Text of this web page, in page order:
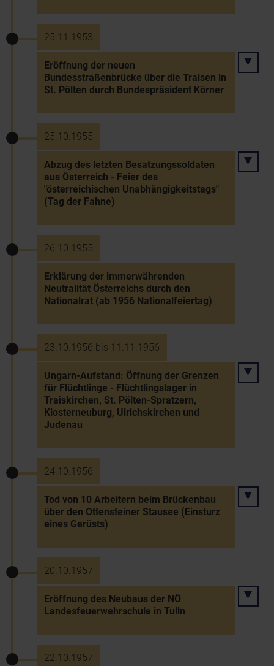
25.11.1953
Eröffnung der neuen
Bundesstraßenbrücke über die Traisen in
St. Pölten durch Bundespräsident Körner
25.10.1955
Abzug des letzten Besatzungssoldaten
aus Österreich - Feier des
"österreichischen Unabhängigkeitstags"
(Tag der Fahne)
26.10.1955
Erklärung der immerwährenden
Neutralität Österreichs durch den
Nationalrat (ab 1956 Nationalfeiertag)
23.10.1956 bis 11.11.1956
Ungarn-Aufstand: Öffnung der Grenzen
für Flüchtlinge - Flüchtlingslager in
Traiskirchen, St. Pölten-Spratzern,
Klosterneuburg, Ulrichskirchen und
Judenau
24.10.1956
Tod von 10 Arbeitern beim Brückenbau
über den Ottensteiner Stausee (Einsturz
eines Gerüsts)
20.10.1957
Eröffnung des Neubaus der NÖ
Landesfeuerwehrschule in Tulln
22.10.1957